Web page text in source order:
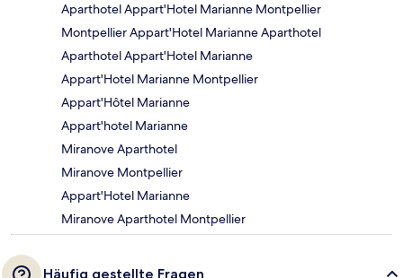
Aparthotel Appart'Hotel Marianne Montpellier
Montpellier Appart'Hotel Marianne Aparthotel
Aparthotel Appart'Hotel Marianne
Appart'Hotel Marianne Montpellier
Appart'Hôtel Marianne
Appart'hotel Marianne
Miranove Aparthotel
Miranove Montpellier
Appart'Hotel Marianne
Miranove Aparthotel Montpellier
Häufig gestellte Fragen